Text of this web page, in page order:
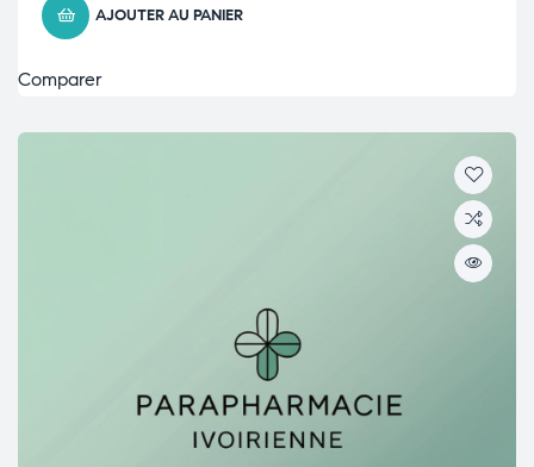
AJOUTER AU PANIER
Comparer